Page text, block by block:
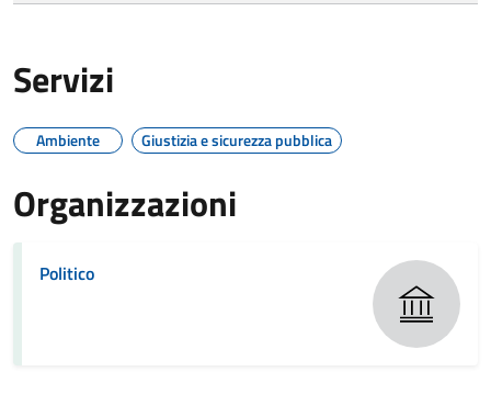
Servizi
Ambiente Giustizia e sicurezza pubblica
Organizzazioni
Politico